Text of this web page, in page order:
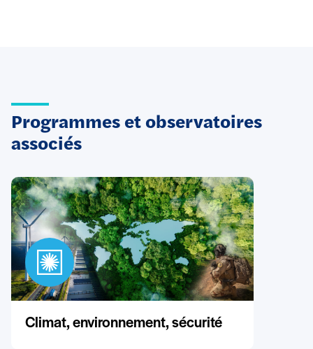
Programmes et observatoires
associés
Climat, environnement, sécurité